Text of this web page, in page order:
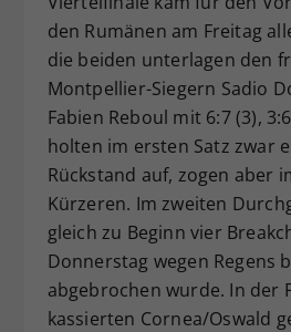
den Rumänen am Freitag
die beiden unterlagen den
Montpellier-Siegern Sadio
Fabien Reboul mit 6:7 (3),
holten im ersten Satz zwar
Rückstand auf, zogen aber
Kürzeren. Im zweiten
gleich zu Beginn vier
Donnerstag wegen Regens
abgebrochen wurde. In der
kassierten Cornea/Oswald